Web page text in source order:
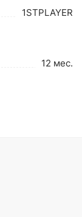
1STPLAYER
12 мес.